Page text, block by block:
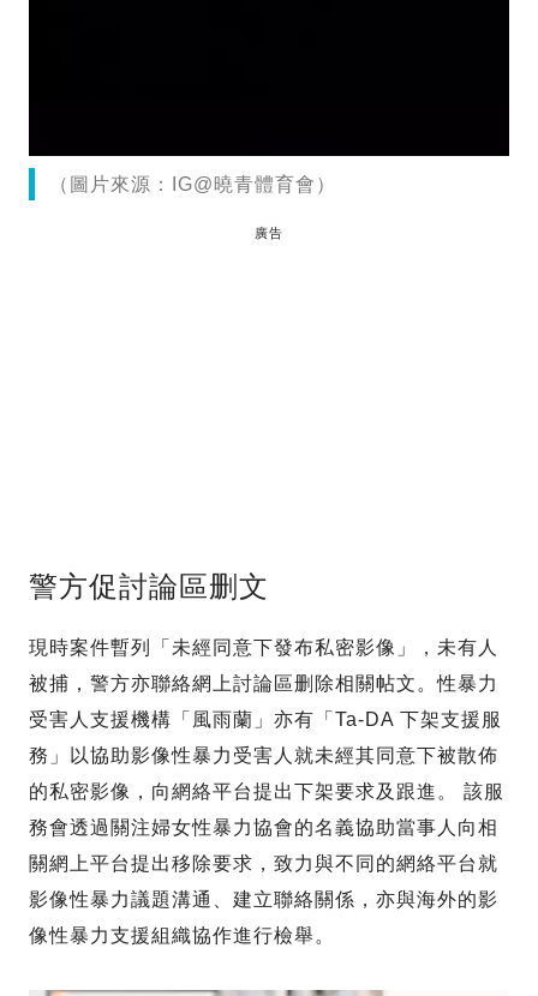
（圖片來源：IG@曉青體育會）
廣告
警方促討論區删文
現時案件暫列「未經同意下發布私密影像」，未有人
被捕，警方亦聯絡網上討論區删除相關帖文。性暴力
受害人支援機構「風雨蘭」亦有「Ta-DA 下架支援服
務」以協助影像性暴力受害人就未經其同意下被散佈
的私密影像，向網絡平台提出下架要求及跟進。 該服
務會透過關注婦女性暴力協會的名義協助當事人向相
關網上平台提出移除要求，致力與不同的網絡平台就
影像性暴力議題溝通、建立聯絡關係，亦與海外的影
像性暴力支援組織協作進行檢舉。